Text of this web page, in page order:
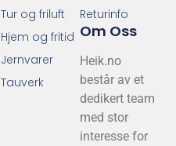
Returinfo
Om Oss
Heik.no
består av et
dedikert team
med stor
interesse for
Tur og friluft
Hjem og fritid
Jernvarer
Tauverk